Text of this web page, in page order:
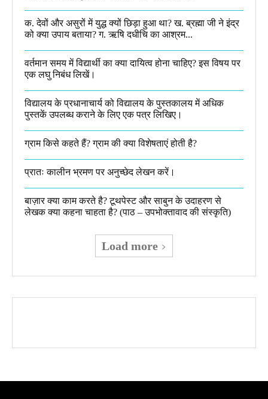
क. देवों और असुरों में युद्ध क्यों छिड़ा हुआ था? ख. ब्रह्मा जी ने इंद्र
को क्या उपाय बताया? ग. ऋषि दधीचि का आश्रम...
वर्तमान समय में विद्यार्थी का क्या दायित्व होना चाहिए? इस विषय पर
एक लघु निबंध लिखें।
विद्यालय के प्रधानाचार्य को विद्यालय के पुस्तकालय में अधिक
पुस्तकें उपलब्ध कराने के लिए एक पत्र लिखिए।
ग्राम किसे कहते हैं? ग्राम की क्या विशेषताएं होती है?​
प्रातः कालीन भ्रमण पर अनुच्छेद लेखन करें।
बाज़ार क्या काम करते है? टूथपेस्ट और साबुन के उदाहरण से
लेखक क्या कहना चाहता है? (पाठ – उपभोक्तावाद की संस्कृति)
Load more